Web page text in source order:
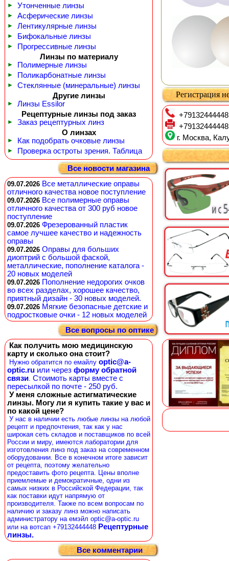
► Утонченные линзы
► Асферические линзы
► Лентикулярные линзы
► Бифокальные линзы
►
Прогрессивные линзы
Линзы по материалу
► Полимерные линзы
► Поликарбонатные линзы
►
Стеклянные (минеральные) линзы
Другие линзы
►
Линзы Essilor
Рецептурные линзы под заказ
►
Заказ рецептурных линз
О линзах
► Как подобрать очковые линзы
► Проверка остроты зрения. Таблица
Все новости магазина
09.07.2026 Все металлические оправы
отличного качества новое поступление
09.07.2026 Все полимерные оправы
отличного качества от 300 руб новое
поступление
09.07.2026 Фрезерованный пластик
самое лучшее качество и надежность
оправы
09.07.2026 Оправы для больших
диоптрий с большой фаской,
металлические, пополнение каталога -
20 новых моделей
09.07.2026 Пополнение недорогих очков
во всех разделах, хорошее качество,
приятный дизайн - 30 новых моделей.
09.07.2026 Мягкие безопасные детские и
подростковые очки - 12 новых моделей
Все вопросы по оптике
Как получить мою медицинскую
карту и сколько она стоит?
Нужно обратится по емайлу optic@a-
optic.ru или через форму обратной
связи. Стоимоть карты вместе с
пересылкой по почте - 250 руб.
У меня сложные астигматические
линзы. Могу ли я купить такие у вас и
по какой цене?
У нас в наличии есть любые линзы на любой
рецепт и предпочтения, так как у нас
широкая сеть складов и поставщиков по всей
России и миру, имеются лаборатории для
изготовления линз под заказ на современном
оборудовании. Все в конечном итоге зависит
от рецепта, поэтому желательно
предоставить фото рецепта. Цены вполне
приемлемые и демократичные, одни из
самых низких в Российской Федерации, так
как поставки идут напрямую от
производителя. Также по всем вопросам по
наличию и заказу линз можно написать
администратору на емэйл optic@a-optic.ru
или на вотсап +79132444448 Рецептурные
линзы.
Все комментарии
Регистрация
+79132444448
+79132444448
г. Москва,